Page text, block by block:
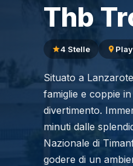
Thb
4 Stelle
Situato a
famiglie e coppie
divertimento.
minuti dalle
Nazionale di
godere di un